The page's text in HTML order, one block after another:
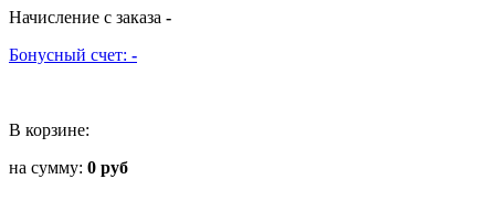
Начисление с заказа -
Бонусный счет: -
В корзине:
на сумму: 0 руб